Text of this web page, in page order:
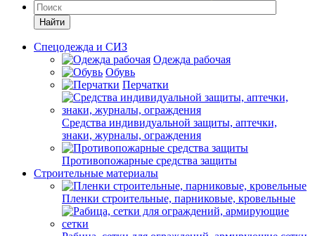
Найти
Спецодежда и СИЗ
Одежда рабочая
Обувь
Перчатки
Средства индивидуальной защиты, аптечки,
знаки, журналы, ограждения
Противопожарные средства защиты
Строительные материалы
Пленки строительные, парниковые, кровельные